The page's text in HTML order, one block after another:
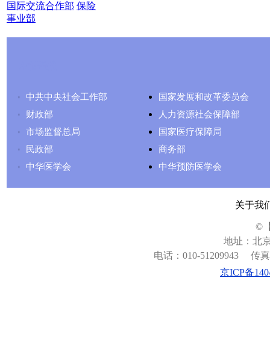
国际交流合作部 保险
事业部
中共中央社会工作部
国家发展和改革委员会
财政部
人力资源社会保障部
市场监督总局
国家医疗保障局
民政部
商务部
中华医学会
中华预防医学会
关于我
©
地址：北
电话：010-51209943
传
京ICP备